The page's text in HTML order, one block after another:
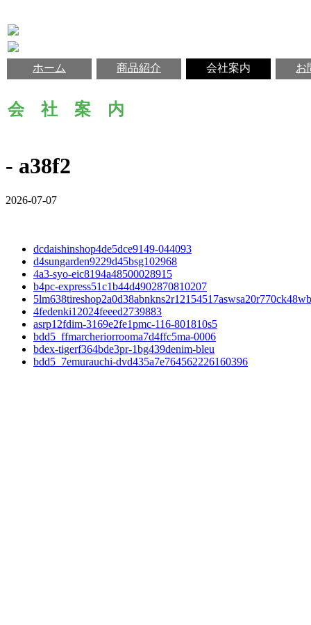
ホーム 商品紹介 会社案内 お
会 社 案 内
- a38f2
2026-07-07
dcdaishinshop4de5dce9149-044093
d4sungarden9229d45bsg102968
4a3-syo-eic8194a48500028915
b4pc-express51c1b44d4902870810207
4fedenki12024feeed2739883
asrp12fdim-3169e2fe1pmc-116-801810s5
bdd5_ffmarcheriorrooma7d4ffc5ma-0006
bdex-tigerf364bde3pr-1bg439denim-bleu
bdd5_7emurauchi-dvd435a7e764562226160396